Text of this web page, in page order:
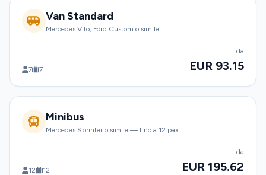
Van Standard
Mercedes Vito, Ford Custom o simile
7 7
da
EUR 93.15
Minibus
Mercedes Sprinter o simile — fino a 12 pax
12 12
da
EUR 195.62